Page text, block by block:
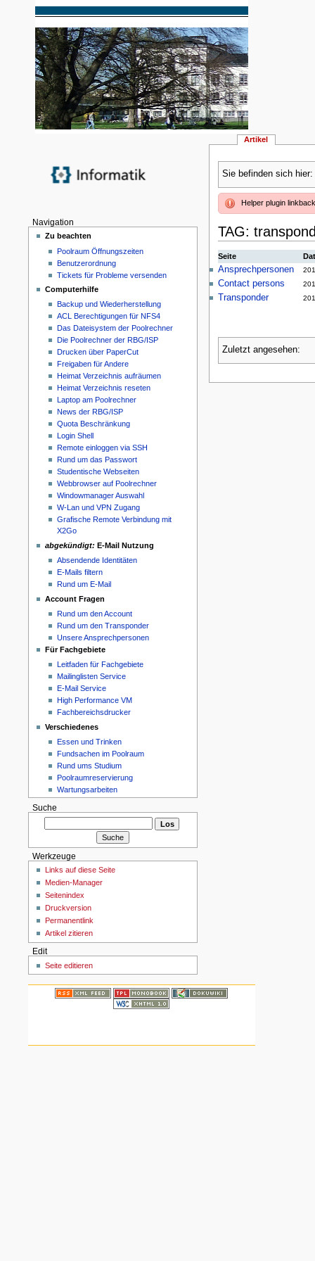
Sie befinden sich
Helper plugin
TAG:
Seite
Ansprechpersonen
Contact persons
Transponder
Zuletzt angesehen:
Artikel
Navigation
Zu beachten
Poolraum Öffnungszeiten
Benutzerordnung
Tickets für Probleme versenden
Computerhilfe
Backup und Wiederherstellung
ACL Berechtigungen für NFS4
Das Dateisystem der Poolrechner
Die Poolrechner der RBG/ISP
Drucken über PaperCut
Freigaben für Andere
Heimat Verzeichnis aufräumen
Heimat Verzeichnis reseten
Laptop am Poolrechner
News der RBG/ISP
Quota Beschränkung
Login Shell
Remote einloggen via SSH
Rund um das Passwort
Studentische Webseiten
Webbrowser auf Poolrechner
Windowmanager Auswahl
W-Lan und VPN Zugang
Grafische Remote Verbindung mit
X2Go
abgekündigt: E-Mail Nutzung
Absendende Identitäten
E-Mails filtern
Rund um E-Mail
Account Fragen
Rund um den Account
Rund um den Transponder
Unsere Ansprechpersonen
Für Fachgebiete
Leitfaden für Fachgebiete
Mailinglisten Service
E-Mail Service
High Performance VM
Fachbereichsdrucker
Verschiedenes
Essen und Trinken
Fundsachen im Poolraum
Rund ums Studium
Poolraumreservierung
Wartungsarbeiten
Suche
Werkzeuge
Links auf diese Seite
Medien-Manager
Seitenindex
Druckversion
Permanentlink
Artikel zitieren
Edit
Seite editieren